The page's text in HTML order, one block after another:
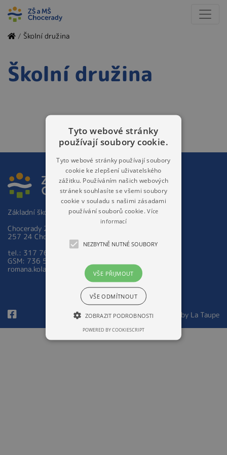
/ Školní družina
Školní družina
Základní škola a Mateřská škola Chocerady 267
Chocerady 267
257 24 Chocerady
tel.: 317 763 521
GSM: 736 535 973
romana.kolarova@zsmschocerady.cz
© 2026 Design by La Taupe
Tyto webové stránky
používají soubory cookie.
Tyto webové stránky používají soubory
cookie ke zlepšení uživatelského
zážitku. Používáním našich webových
stránek souhlasíte se všemi soubory
cookie v souladu s našimi zásadami
používání souborů cookie.Více
informací
NEZBYTNĚ NUTNÉ SOUBORY
VŠE PŘIJMOUT
VŠE ODMÍTNOUT
ZOBRAZIT PODROBNOSTI
POWERED BY COOKIESCRIPT